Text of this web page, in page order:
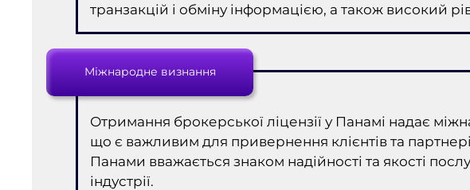
транзакцій і обміну інформацією, а також високий
Міжнародне визнання
Отримання брокерської ліцензії у Панамі надає
що є важливим для привернення клієнтів та
Панами вважається знаком надійності та якості
індустрії.